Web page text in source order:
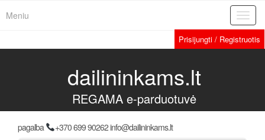
Meniu
Prisijungti / Registruotis
dailininkams.lt
REGAMA e-parduotuvė
pagalba +370 699 90262 info@dailininkams.lt